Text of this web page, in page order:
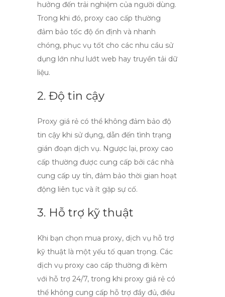
hưởng đến trải nghiệm của người dùng.
Trong khi đó, proxy cao cấp thường
đảm bảo tốc độ ổn định và nhanh
chóng, phục vụ tốt cho các nhu cầu sử
dụng lớn như lướt web hay truyền tải dữ
liệu.
2. Độ tin cậy
Proxy giá rẻ có thể không đảm bảo độ
tin cậy khi sử dụng, dẫn đến tình trạng
gián đoạn dịch vụ. Ngược lại, proxy cao
cấp thường được cung cấp bởi các nhà
cung cấp uy tín, đảm bảo thời gian hoạt
động liên tục và ít gặp sự cố.
3. Hỗ trợ kỹ thuật
Khi bạn chọn mua proxy, dịch vụ hỗ trợ
kỹ thuật là một yếu tố quan trọng. Các
dịch vụ proxy cao cấp thường đi kèm
với hỗ trợ 24/7, trong khi proxy giá rẻ có
thể không cung cấp hỗ trợ đầy đủ, điều